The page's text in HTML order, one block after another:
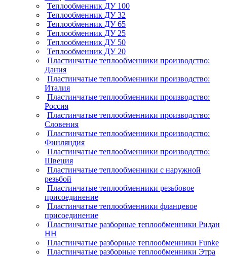
Теплообменник ДУ 100
Теплообменник ДУ 32
Теплообменник ДУ 65
Теплообменник ДУ 25
Теплообменник ДУ 50
Теплообменник ДУ 20
Пластинчатые теплообменники производство:
Дания
Пластинчатые теплообменники производство:
Италия
Пластинчатые теплообменники производство:
Россия
Пластинчатые теплообменники производство:
Словения
Пластинчатые теплообменники производство:
Финляндия
Пластинчатые теплообменники производство:
Швеция
Пластинчатые теплообменники с наружной
резьбой
Пластинчатые теплообменники резьбовое
присоединение
Пластинчатые теплообменники фланцевое
присоединение
Пластинчатые разборные теплообменники Ридан
НН
Пластинчатые разборные теплообменники Funke
Пластинчатые разборные теплообменники Этра